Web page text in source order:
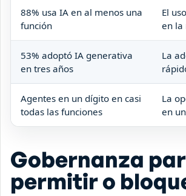
88% usa IA en al menos una
función
El
en la
53% adoptó IA generativa
en tres años
La
Agentes en un dígito en casi
todas las funciones
La
en
Gobernanza
permitir o